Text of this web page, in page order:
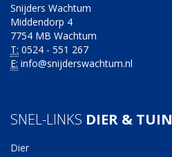
Snijders Wachtum
Middendorp 4
7754 MB Wachtum
T: 0524 - 551 267
E: info@snijderswachtum.nl
SNEL-LINKS DIER & TUIN
Dier